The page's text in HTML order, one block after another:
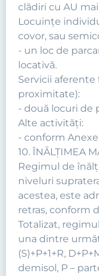
clădiri cu AU
Locuinţe
covor, sau
- un loc de
locativă.
Servicii
proximitate):
- două locuri de
Alte activităţi:
- conform
10. ÎNĂLŢIMEA
Regimul de
niveluri
acestea, este
retras, conform
Totalizat,
una dintre
(S)+P+1+R,
demisol, P –